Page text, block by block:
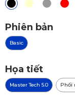
Phiên bản
Basic
Họa tiết
Master Tech 5.0 Phối